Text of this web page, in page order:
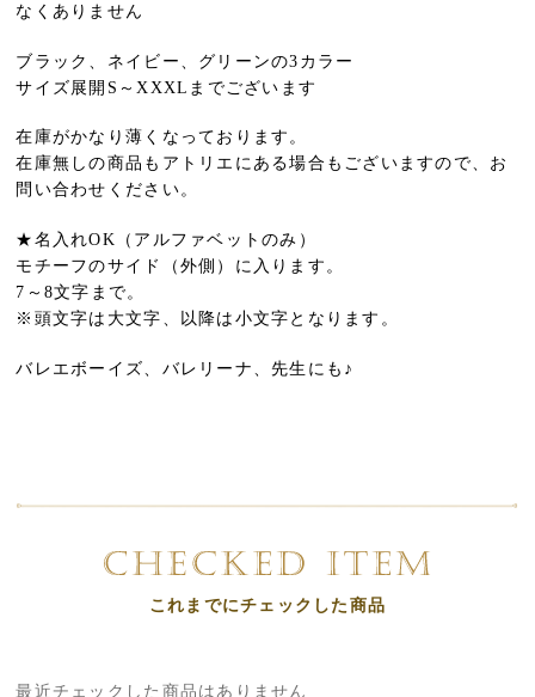
なくありません
ブラック、ネイビー、グリーンの3カラー
サイズ展開S～XXXLまでございます
在庫がかなり薄くなっております。
在庫無しの商品もアトリエにある場合もございますので、お
問い合わせください。
★名入れOK（アルファベットのみ）
モチーフのサイド（外側）に入ります。
7～8文字まで。
※頭文字は大文字、以降は小文字となります。
バレエボーイズ、バレリーナ、先生にも♪
これまでにチェックした商品
最近チェックした商品はありません